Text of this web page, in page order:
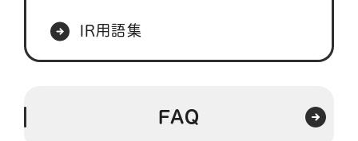
IR用語集
FAQ